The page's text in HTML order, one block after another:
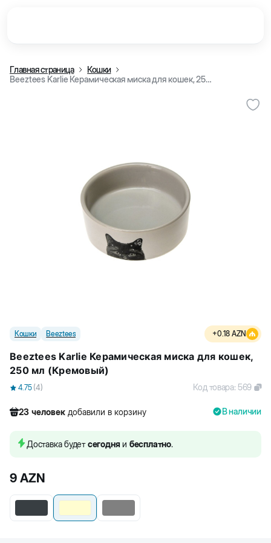
Главная страница
Кошки
Beeztees Karlie Керамическая миска для кошек, 250 мл (Кремовый)
Кошки Beeztees +0.18 AZN
Beeztees Karlie Керамическая миска для кошек,
250 мл (Кремовый)
4.75 (4) Код товара:569
23 человек добавили в корзину
73 человек купили товар
В наличии
Доставка будетсегодня и бесплатно.
9 AZN